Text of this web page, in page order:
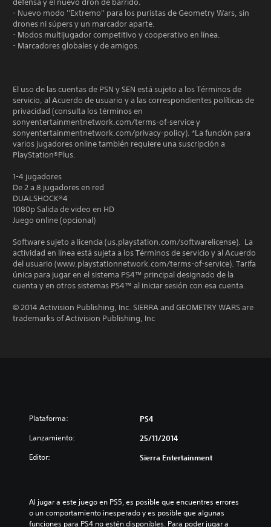
defensa y el nuevo dron de barrido.
- Nuevo modo ''Extremo'' para los puristas de Geometry Wars, sin
drones ni súpers y un marcador aparte.
- Modos multijugador competitivo y cooperativo en línea.
- Marcadores globales y de amigos.
El uso de las cuentas de PSN y SEN está sujeto a los Términos de
servicio, al Acuerdo de usuario y a las correspondientes políticas de
privacidad (consulta los términos en
sonyentertainmentnetwork.com/terms-of-service y
sonyentertainmentnetwork.com/privacy-policy). *La función para
varios jugadores online también requiere una suscripción a
PlayStation®Plus.
1-4 jugadores
De 2 a 8 jugadores en red
DUALSHOCK®4
1080p Salida de video en HD
Juego online (opcional)
Software sujeto a licencia (us.playstation.com/softwarelicense). La
actividad en línea está sujeta a los Términos de servicio y al Acuerdo
del usuario (www.playstationnetwork.com/terms-of-service). Tarifa
única para jugar en el sistema PS4™ principal designado de la
cuenta y en otros sistemas PS4™ al iniciar sesión con esa cuenta.
© 2014 Activision Publishing, Inc. SIERRA and GEOMETRY WARS are
trademarks of Activision Publishing, Inc
Plataforma: PS4
Lanzamiento: 25/11/2014
Editor: Sierra Entertainment
Al jugar a este juego en PS5, es posible que encuentres errores
o un comportamiento inesperado y es posible que algunas
funciones para PS4 no estén disponibles. Para poder jugar a